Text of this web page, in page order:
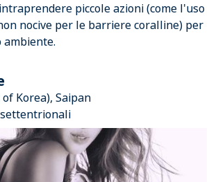
piccole azioni (come l'uso
nocive per le barriere coralline) per
Korea), Saipan